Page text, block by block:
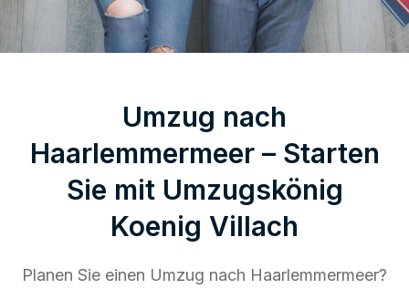
Umzug nach
Haarlemmermeer – Starten
Sie mit Umzugskönig
Koenig Villach
Planen Sie einen Umzug nach Haarlemmermeer?